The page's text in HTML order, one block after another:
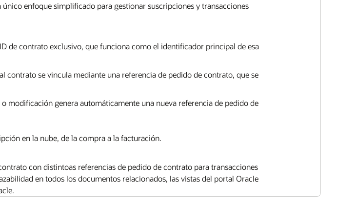
enfoque simplificado para gestionar suscripciones y transacciones
de contrato exclusivo, que funciona como el identificador principal de esa
contrato se vincula mediante una referencia de pedido de contrato, que se
modificación genera automáticamente una nueva referencia de pedido de
en la nube, de la compra a la facturación.
con distintoas referencias de pedido de contrato para transacciones
en todos los documentos relacionados, las vistas del portal Oracle